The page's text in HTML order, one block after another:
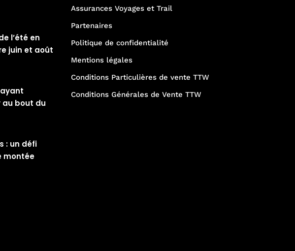
l’été en
juin et août
au bout du
: un défi
montée
Assurances Voyages et Trail
Partenaires
Politique de confidentialité
Mentions légales
Conditions Particulières de vente TTW
Conditions Générales de Vente TTW